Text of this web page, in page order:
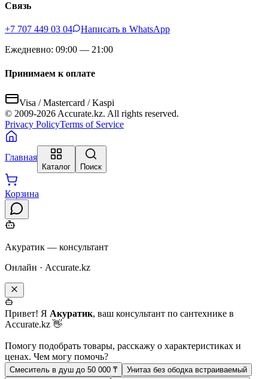
Связь
+7 707 449 03 04
Написать в WhatsApp
Ежедневно: 09:00 — 21:00
Принимаем к оплате
Visa / Mastercard / Kaspi
© 2009-2026 Accurate.kz. All rights reserved.
Privacy PolicyTerms of Service
Главная
Каталог Поиск
Корзина
Акуратик — консультант
Онлайн · Accurate.kz
Привет! Я Акуратик, ваш консультант по сантехнике в
Accurate.kz 👋
Помогу подобрать товары, расскажу о характеристиках и
ценах. Чем могу помочь?
Смеситель в душ до 50 000 ₸
Унитаз без ободка встраиваемый